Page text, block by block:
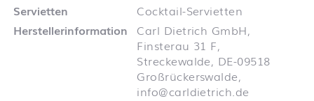
Servietten
Cocktail-Servietten
Herstellerinformation
Carl Dietrich GmbH,
Finsterau 31 F,
Streckewalde, DE-09518
Großrückerswalde,
info@carldietrich.de